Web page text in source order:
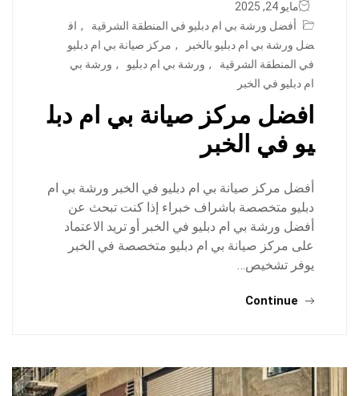
مايو 24, 2025
أفضل ورشة بي ام دبليو في المنطقة الشرقية
, اف
ضل ورشة بي ام دبليو بالخبر
, مركز صيانة بي ام دبليو
في المنطقة الشرقية
, ورشة بي ام دبليو , ورشة بي
ام دبليو في الخبر
افضل مركز صيانة بي ام دبل
يو في الخبر
أفضل مركز صيانة بي ام دبليو في الخبر ورشة بي ام
دبليو متخصصة باشراف خبراء إذا كنت تبحث عن
أفضل ورشة بي ام دبليو في الخبر أو تريد الاعتماد
على مركز صيانة بي ام دبليو متخصصة في الخبر
يوفر تشخيص…
Continue